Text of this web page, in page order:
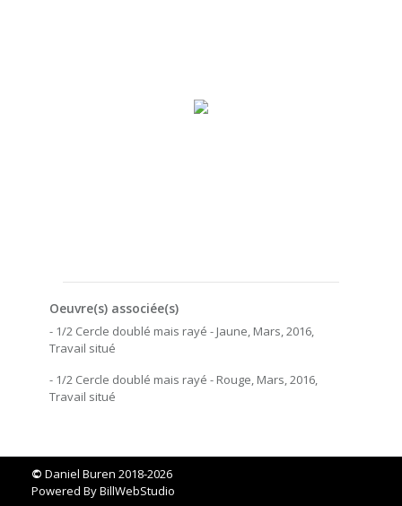
Oeuvre(s) associée(s)
- 1/2 Cercle doublé mais rayé - Jaune, Mars, 2016,
Travail situé
- 1/2 Cercle doublé mais rayé - Rouge, Mars, 2016,
Travail situé
© Daniel Buren 2018-2026
Powered ByBillWebStudio